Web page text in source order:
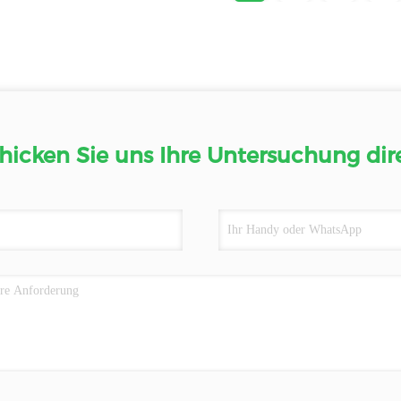
Sie uns Ihre Untersuchung